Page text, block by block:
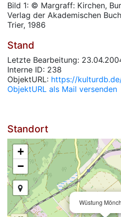
Bild 1: © Margraff: Kirchen,
Verlag der Akademischen
Trier, 1986
Stand
Letzte Bearbeitung:
Interne ID: 238
ObjektURL: https://
ObjektURL als Mail versenden
Standort
Wüstung
+
−